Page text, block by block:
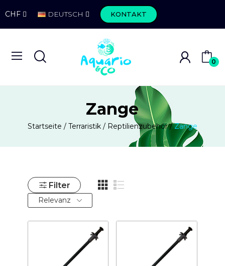
CHF DEUTSCH KONTAKT
0
Zange
Startseite Terraristik Reptilienzubehör Zange
Filter
Relevanz